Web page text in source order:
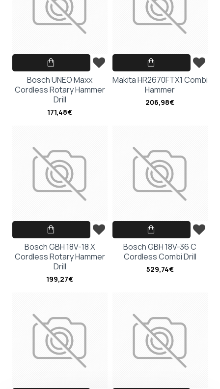
Bosch UNEO Maxx
Cordless Rotary Hammer
Drill
171,48€
Makita HR2670FTX1 Combi
Hammer
206,98€
Bosch GBH 18V-18 X
Cordless Rotary Hammer
Drill
199,27€
Bosch GBH 18V-36 C
Cordless Combi Drill
529,74€